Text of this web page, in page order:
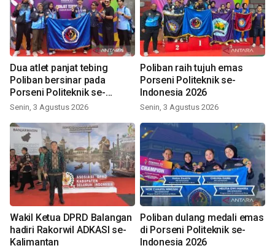
Dua atlet panjat tebing
Poliban bersinar pada
Porseni Politeknik se-
Indonesia 2026
Senin, 3 Agustus 2026
Poliban raih tujuh emas
Porseni Politeknik se-
Indonesia 2026
Senin, 3 Agustus 2026
Wakil Ketua DPRD Balangan
hadiri Rakorwil ADKASI se-
Kalimantan
Poliban dulang medali emas
di Porseni Politeknik se-
Indonesia 2026